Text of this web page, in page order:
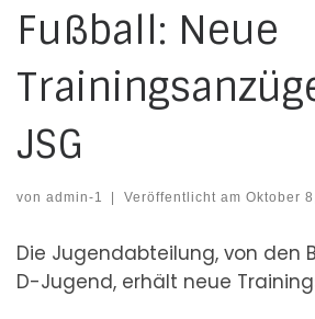
Fußball: Neue
JSG
von admin-1 Veröffentlicht am Oktober
Die Jugendabteilung, von den
D-Jugend, erhält neue